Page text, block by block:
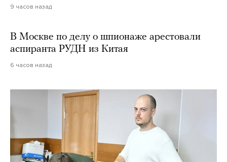
9 часов назад
В Москве по делу о шпионаже арестовали
аспиранта РУДН из Китая
6 часов назад